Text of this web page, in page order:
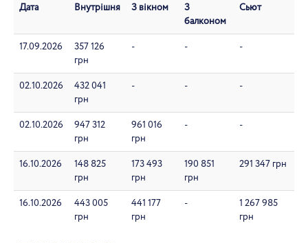
Дата Внутрішня З вікном
З
балконом
Сьют
17.09.2026
357 126
грн
- - -
02.10.2026
432 041
грн
- - -
02.10.2026
947 312
грн
961 016
грн
- -
16.10.2026
148 825
грн
173 493
грн
190 851
грн
291 347 грн
16.10.2026
443 005
грн
441 177
грн
-
1 267 985
грн